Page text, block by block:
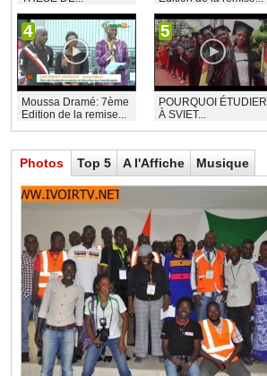
4
Moussa Dramé: 7ème
Edition de la remise...
5
POURQUOI ÉTUDIER
À SVIET...
Photos Top 5 A l'Affiche Musique